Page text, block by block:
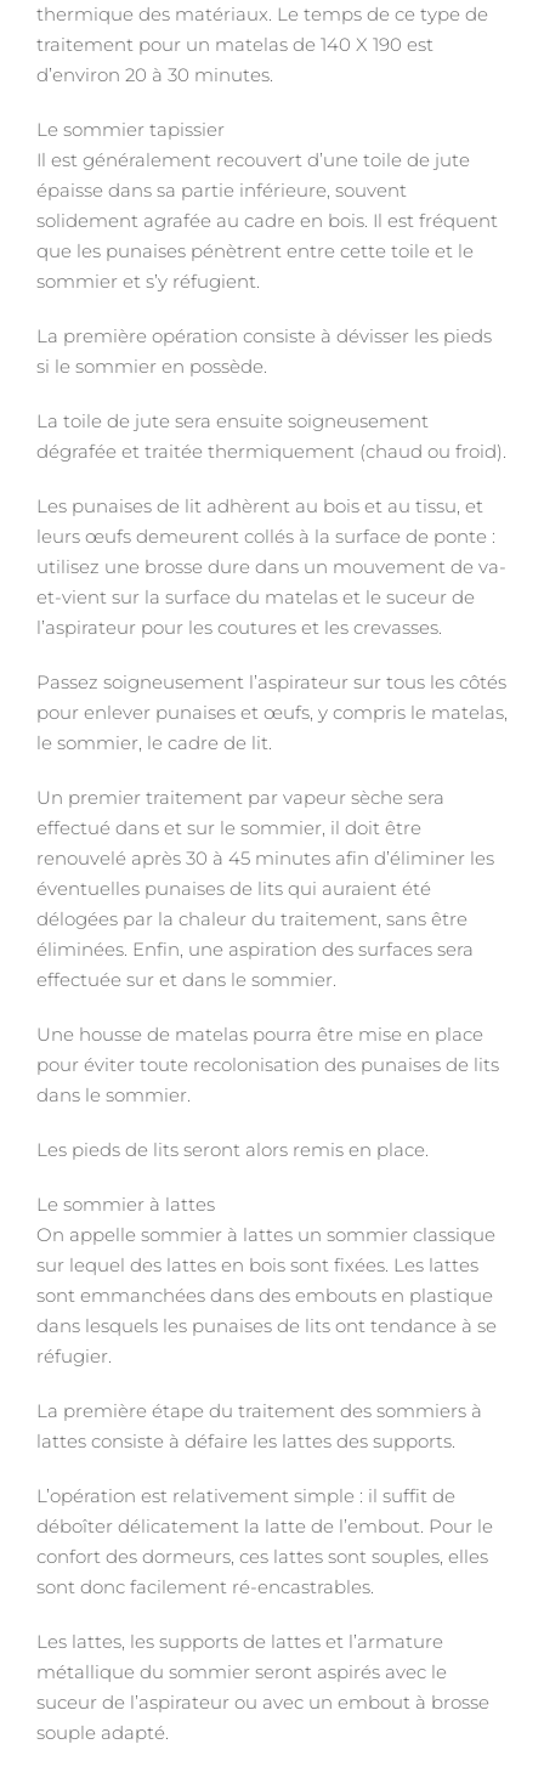
thermique des matériaux. Le temps de ce type de
traitement pour un matelas de 140 X 190 est
d’environ 20 à 30 minutes.
Le sommier tapissier
Il est généralement recouvert d’une toile de jute
épaisse dans sa partie inférieure, souvent
solidement agrafée au cadre en bois. Il est fréquent
que les punaises pénètrent entre cette toile et le
sommier et s’y réfugient.
La première opération consiste à dévisser les pieds
si le sommier en possède.
La toile de jute sera ensuite soigneusement
dégrafée et traitée thermiquement (chaud ou froid).
Les punaises de lit adhèrent au bois et au tissu, et
leurs œufs demeurent collés à la surface de ponte :
utilisez une brosse dure dans un mouvement de va-
et-vient sur la surface du matelas et le suceur de
l’aspirateur pour les coutures et les crevasses.
Passez soigneusement l’aspirateur sur tous les côtés
pour enlever punaises et œufs, y compris le matelas,
le sommier, le cadre de lit.
Un premier traitement par vapeur sèche sera
effectué dans et sur le sommier, il doit être
renouvelé après 30 à 45 minutes afin d’éliminer les
éventuelles punaises de lits qui auraient été
délogées par la chaleur du traitement, sans être
éliminées. Enfin, une aspiration des surfaces sera
effectuée sur et dans le sommier.
Une housse de matelas pourra être mise en place
pour éviter toute recolonisation des punaises de lits
dans le sommier.
Les pieds de lits seront alors remis en place.
Le sommier à lattes
On appelle sommier à lattes un sommier classique
sur lequel des lattes en bois sont fixées. Les lattes
sont emmanchées dans des embouts en plastique
dans lesquels les punaises de lits ont tendance à se
réfugier.
La première étape du traitement des sommiers à
lattes consiste à défaire les lattes des supports.
L’opération est relativement simple : il suffit de
déboîter délicatement la latte de l’embout. Pour le
confort des dormeurs, ces lattes sont souples, elles
sont donc facilement ré-encastrables.
Les lattes, les supports de lattes et l’armature
métallique du sommier seront aspirés avec le
suceur de l’aspirateur ou avec un embout à brosse
souple adapté.